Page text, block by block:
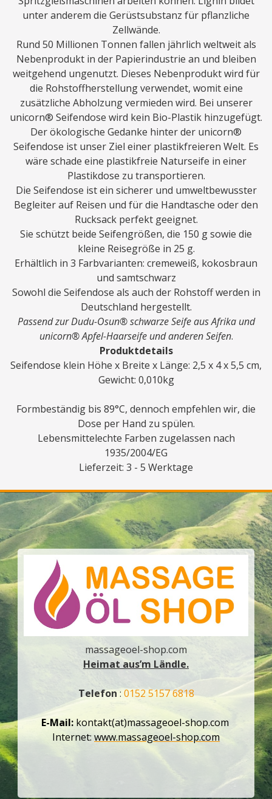
unter anderem die Gerüstsubstanz für pflanzliche
Zellwände.
Rund 50 Millionen Tonnen fallen jährlich weltweit als
Nebenprodukt in der Papierindustrie an und bleiben
weitgehend ungenutzt. Dieses Nebenprodukt wird für
die Rohstoffherstellung verwendet, womit eine
zusätzliche Abholzung vermieden wird. Bei unserer
unicorn® Seifendose wird kein Bio-Plastik hinzugefügt.
Der ökologische Gedanke hinter der unicorn®
Seifendose ist unser Ziel einer plastikfreieren Welt. Es
wäre schade eine plastikfreie Naturseife in einer
Plastikdose zu transportieren.
Die Seifendose ist ein sicherer und umweltbewusster
Begleiter auf Reisen und für die Handtasche oder den
Rucksack perfekt geeignet.
Sie schützt beide Seifengrößen, die 150 g sowie die
kleine Reisegröße in 25 g.
Erhältlich in 3 Farbvarianten: cremeweiß, kokosbraun
und samtschwarz
Sowohl die Seifendose als auch der Rohstoff werden in
Deutschland hergestellt.
Passend zur Dudu-Osun® schwarze Seife aus Afrika und
unicorn® Apfel-Haarseife und anderen Seifen.
Produktdetails
Seifendose klein Höhe x Breite x Länge: 2,5 x 4 x 5,5 cm,
Gewicht: 0,010kg
Formbeständig bis 89°C, dennoch empfehlen wir, die
Dose per Hand zu spülen.
Lebensmittelechte Farben zugelassen nach
1935/2004/EG
Lieferzeit: 3 - 5 Werktage
massageoel-shop.com
Heimat aus’m Ländle.
Telefon: 0152 5157 6818
E-Mail: kontakt(at)massageoel-shop.com
Internet: www.massageoel-shop.com